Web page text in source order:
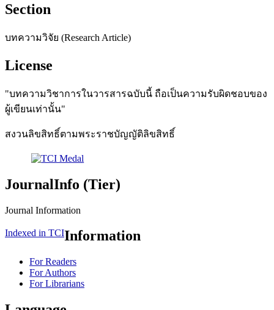
Section
บทความวิจัย (Research Article)
License
"บทความวิชาการในวารสารฉบับนี้ ถือเป็นความรับผิดชอบของ
ผู้เขียนเท่านั้น"
สงวนลิขสิทธิ์ตามพระราชบัญญัติลิขสิทธิ์
JournalInfo (Tier)
Journal Information
Indexed in TCIInformation
For Readers
For Authors
For Librarians